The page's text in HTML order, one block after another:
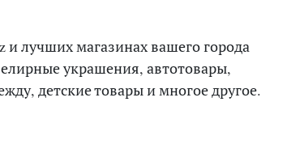
и лучших магазинах вашего города
украшения, автотовары,
детские товары и многое другое.